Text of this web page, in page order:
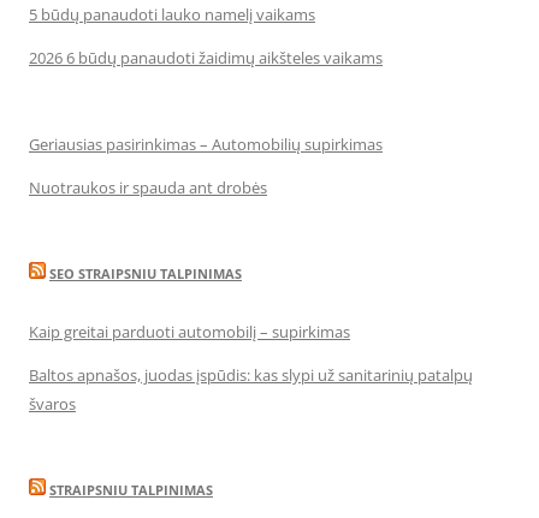
5 būdų panaudoti lauko namelį vaikams
2026 6 būdų panaudoti žaidimų aikšteles vaikams
Geriausias pasirinkimas – Automobilių supirkimas
Nuotraukos ir spauda ant drobės
SEO STRAIPSNIU TALPINIMAS
Kaip greitai parduoti automobilį – supirkimas
Baltos apnašos, juodas įspūdis: kas slypi už sanitarinių patalpų
švaros
STRAIPSNIU TALPINIMAS